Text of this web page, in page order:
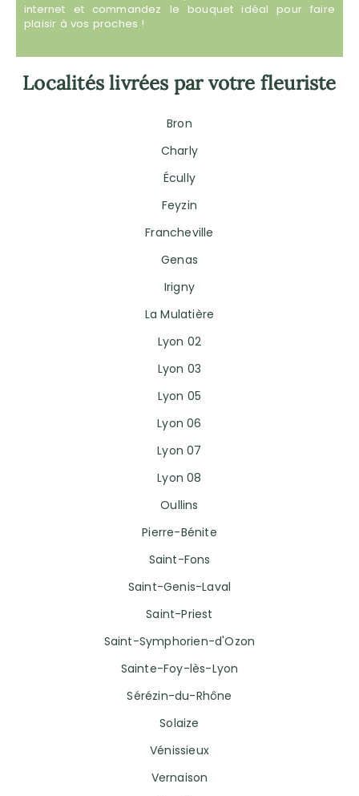
internet et commandez le bouquet idéal pour faire
plaisir à vos proches !
Localités livrées par votre fleuriste
Bron
Charly
Écully
Feyzin
Francheville
Genas
Irigny
La Mulatière
Lyon 02
Lyon 03
Lyon 05
Lyon 06
Lyon 07
Lyon 08
Oullins
Pierre-Bénite
Saint-Fons
Saint-Genis-Laval
Saint-Priest
Saint-Symphorien-d'Ozon
Sainte-Foy-lès-Lyon
Sérézin-du-Rhône
Solaize
Vénissieux
Vernaison